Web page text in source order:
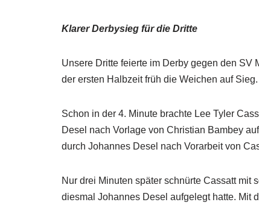
Klarer Derbysieg für die Dritte
Unsere Dritte feierte im Derby gegen den SV
der ersten Halbzeit früh die Weichen auf Sieg.
Schon in der 4. Minute brachte Lee Tyler
Desel nach Vorlage von Christian Bambey
durch Johannes Desel nach Vorarbeit von
Nur drei Minuten später schnürte Cassatt mit
diesmal Johannes Desel aufgelegt hatte. Mit